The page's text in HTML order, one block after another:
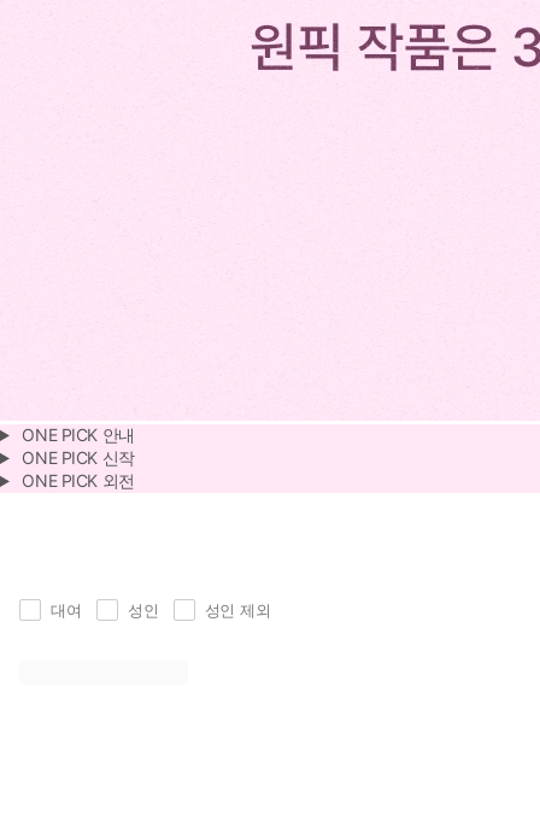
ONE PICK 안내
ONE PICK 신작
ONE PICK 외전
대여 성인 성인 제외